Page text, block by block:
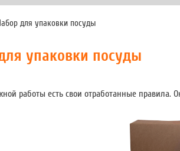
для упаковки посуды
упаковки посуды
работы есть свои отработанные правила.